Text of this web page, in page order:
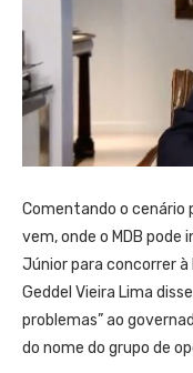
Comentando o cenário
vem, onde o MDB
Júnior para concorrer
Geddel Vieira Lima
problemas” ao
do nome do grupo de